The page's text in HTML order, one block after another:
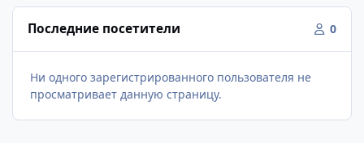
Последние посетители 0
Ни одного зарегистрированного пользователя не
просматривает данную страницу.